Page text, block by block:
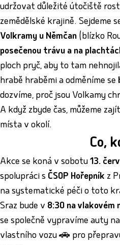
udržovat důležité útočiště
zemědělské krajině. Sejdeme
Volkramy u Němčan (blízko
posečenou trávu a na
ploch pryč, aby to tam
hrabě hraběmi a odměníme se
dozvíme, proč jsou Volkamy
A když zbyde čas, můžeme
místa v okolí.
Co,
Akce se koná v sobotu13.
spolupráci s ČSOP Hořepník z
na systematické péči o toto
Sraz bude v 8:30 na vlakovém
se společně vypravíme auty
vlastního vozu 🚗 pro